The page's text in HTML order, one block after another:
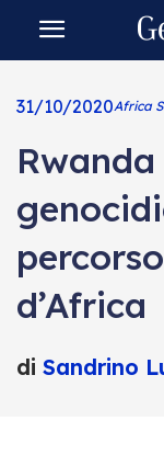
31/10/2020Africa
d’Africa
di Sandrino